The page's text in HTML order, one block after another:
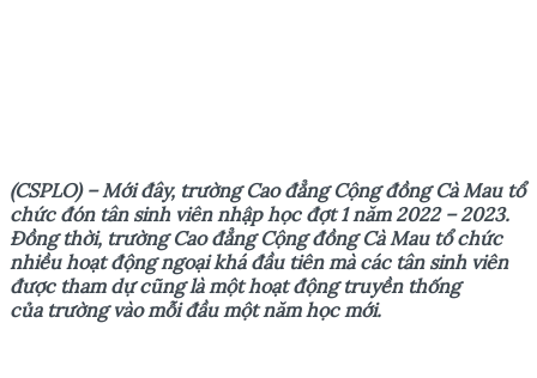
(CSPLO) – Mớiđây, trường Cao đẳng Cộng đồng Cà Mau tổ
chức đón tân sinh viên nhập học đợt 1 năm 2022 – 2023.
Đồngthời, trường Cao đẳng Cộng đồng Cà Mautổchức
nhiều hoạt động ngoại khá đầu tiên mà các tân sinh viên
được tham dự cũng là một hoạt động truyền thống
của trường vào mỗi đầu một năm học mới.